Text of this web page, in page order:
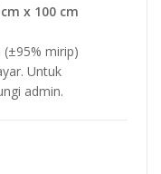
x 100 cm
mirip)
Untuk
admin.